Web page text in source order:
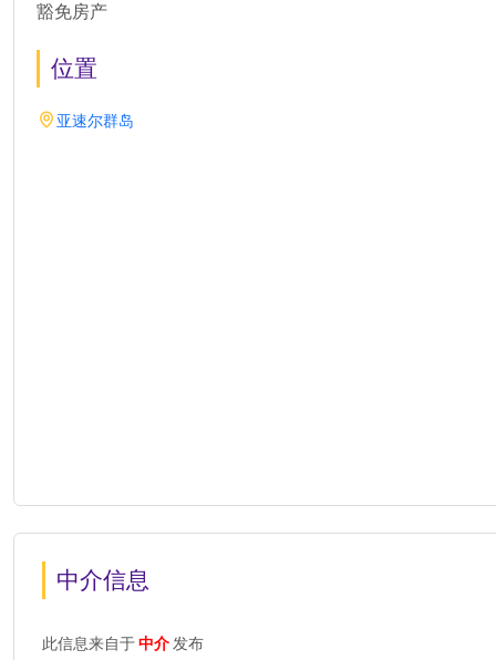
豁免房产
位置
亚速尔群岛
中介信息
此信息来自于中介发布